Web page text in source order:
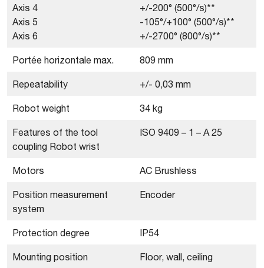
Axis 4
Axis 5
Axis 6
+/-200° (500°/s)**
-105°/+100° (500°/s)**
+/-2700° (800°/s)**
Portée horizontale max. 809 mm
Repeatability +/- 0,03 mm
Robot weight 34 kg
Features of the tool
coupling Robot wrist
ISO 9409 – 1 – A 25
Motors AC Brushless
Position measurement
system
Encoder
Protection degree IP54
Mounting position Floor, wall, ceiling